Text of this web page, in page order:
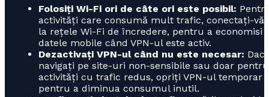
Folosiți Wi-Fi ori de câte ori este posibil:
activități care consumă mult trafic, conectați-vă
la rețele Wi-Fi de încredere, pentru a economisi
datele mobile când VPN-ul este activ.
Dezactivați VPN-ul când nu este necesar:
navigați pe site-uri non-sensibile sau doar pentru
activități cu trafic redus, opriți VPN-ul temporar
pentru a diminua consumul inutil.